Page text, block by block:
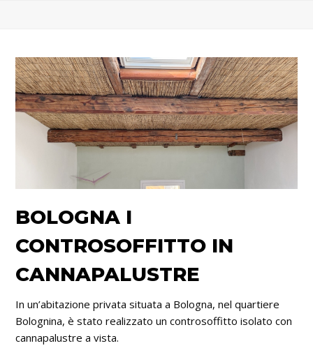
BOLOGNA I
CONTROSOFFITTO IN
CANNAPALUSTRE
In un’abitazione privata situata a Bologna, nel quartiere
Bolognina, è stato realizzato un controsoffitto isolato con
cannapalustre a vista.